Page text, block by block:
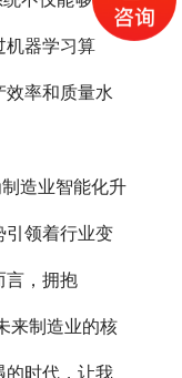
机器学习算
效率和质量水
造业智能化升
引领着行业变
言，拥抱
来制造业的核
的时代，让我